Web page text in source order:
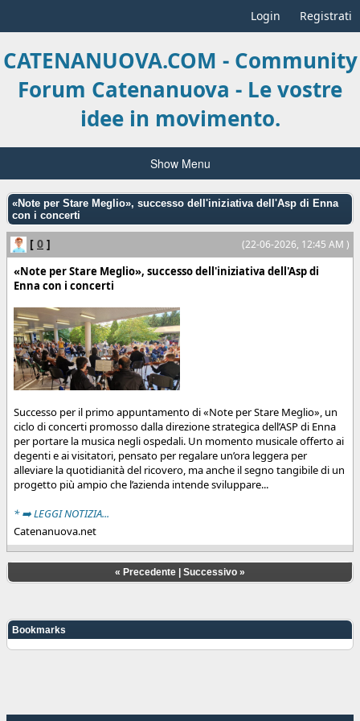
Login Registrati
CATENANUOVA.COM - Community
Forum Catenanuova - Le vostre
idee in movimento.
Show Menu
«Note per Stare Meglio», successo dell'iniziativa dell'Asp di Enna
con i concerti
(22-06-2026, 12:45 AM )
[ 0 ]
«Note per Stare Meglio», successo dell'iniziativa dell'Asp di
Enna con i concerti
Successo per il primo appuntamento di «Note per Stare Meglio», un
ciclo di concerti promosso dalla direzione strategica dell’ASP di Enna
per portare la musica negli ospedali. Un momento musicale offerto ai
degenti e ai visitatori, pensato per regalare un’ora leggera per
alleviare la quotidianità del ricovero, ma anche il segno tangibile di un
progetto più ampio che l’azienda intende sviluppare...
* ➡️ LEGGI NOTIZIA...
Catenanuova.net
« Precedente Successivo »
Bookmarks